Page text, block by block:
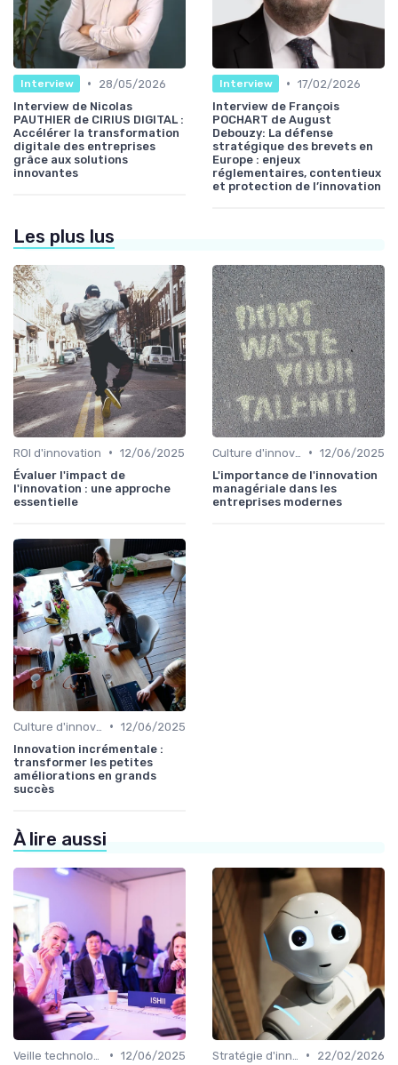
Interview •
28/05/2026
Interview de Nicolas
PAUTHIER de CIRIUS DIGITAL :
Accélérer la transformation
digitale des entreprises
grâce aux solutions
innovantes
Interview • 17/02/2026
Interview de François
POCHART de August
Debouzy: La défense
stratégique des brevets en
Europe : enjeux
réglementaires, contentieux
et protection de l’innovation
Les plus lus
ROI d'innovation • 12/06/2025
Évaluer l'impact de
l'innovation : une approche
essentielle
• 12/06/2025
L'importance de l'innovation
managériale dans les
entreprises modernes
• 12/06/2025
Innovation incrémentale :
transformer les petites
améliorations en grands
succès
À lire aussi
• 12/06/2025
•
22/02/2026